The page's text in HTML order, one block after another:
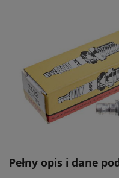
Pełny opis i dane